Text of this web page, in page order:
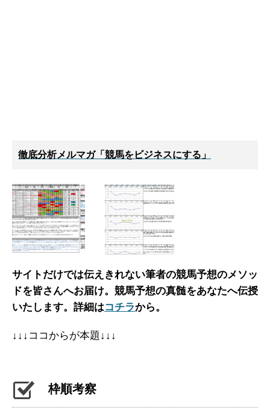
徹底分析メルマガ「競馬をビジネスにする」
サイトだけでは伝えきれない筆者の競馬予想のメソッ
ドを皆さんへお届け。 競馬予想の真髄をあなたへ伝授
いたします。詳細はコチラから。
↓↓↓ココからが本題↓↓↓
枠順考察